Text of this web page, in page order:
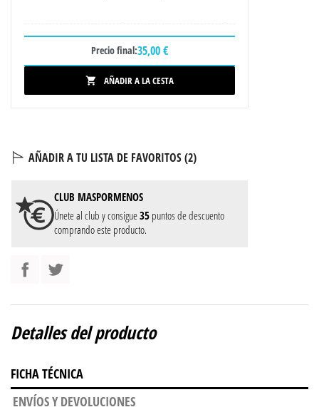
Precio final:35,00 €
 AÑADIR A LA CESTA
AÑADIR A TU LISTA DE FAVORITOS (2)
CLUB MASPORMENOS
Únete al club y consigue35 puntos de descuento
comprando este producto.
Detalles del producto
FICHA TÉCNICA
ENVÍOS Y DEVOLUCIONES